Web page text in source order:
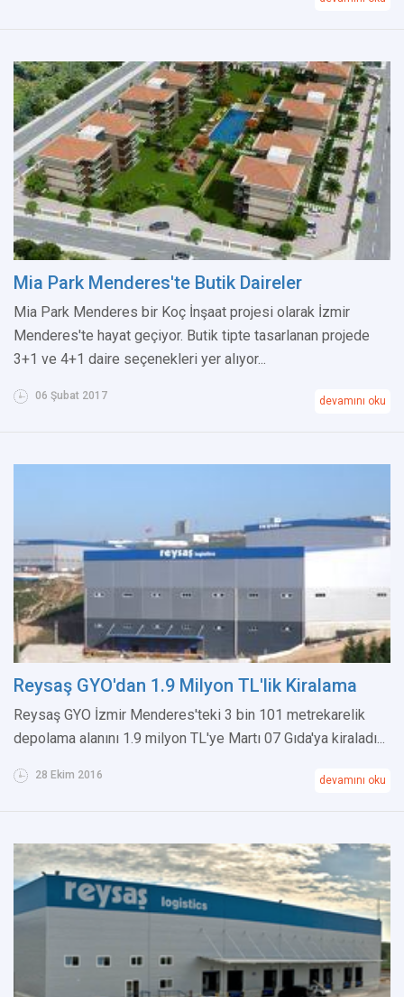
Mia Park Menderes'te Butik Daireler
Mia Park Menderes bir Koç İnşaat projesi olarak İzmir
Menderes'te hayat geçiyor. Butik tipte tasarlanan projede
3+1 ve 4+1 daire seçenekleri yer alıyor...
06 Şubat 2017 devamını oku
Reysaş GYO'dan 1.9 Milyon TL'lik Kiralama
Reysaş GYO İzmir Menderes'teki 3 bin 101 metrekarelik
depolama alanını 1.9 milyon TL'ye Martı 07 Gıda'ya kiraladı...
28 Ekim 2016 devamını oku